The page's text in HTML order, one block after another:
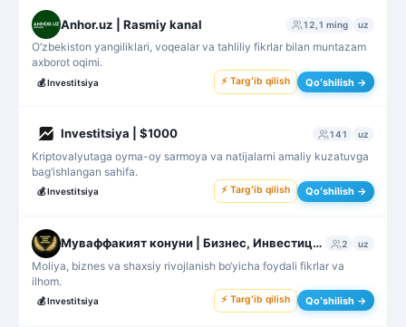
Anhor.uz | Rasmiy kanal 12,1 ming uz
O‘zbekiston yangiliklari, voqealar va tahliliy fikrlar bilan muntazam
axborot oqimi.
💰Investitsiya ⚡ Targʻib qilish Qoʻshilish →
Investitsiya | $1000 141 uz
Kriptovalyutaga oyma-oy sarmoya va natijalarni amaliy kuzatuvga
bag‘ishlangan sahifa.
💰Investitsiya ⚡ Targʻib qilish Qoʻshilish →
Муваффакият конуни | Бизнес, Инвестиция 2 uz
Moliya, biznes va shaxsiy rivojlanish bo‘yicha foydali fikrlar va
ilhom.
💰Investitsiya ⚡ Targʻib qilish Qoʻshilish →